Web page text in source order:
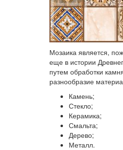
Мозаика является,
еще в истории
путем обработки
разнообразие
Камень;
Стекло;
Керамика;
Смальта;
Дерево;
Металл.